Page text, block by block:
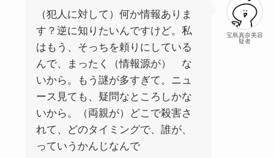
宝島真奈美容
疑者
（犯人に対して）何か情報ありま
す？逆に知りたいんですけど。私
はもう、そっちを頼りにしている
んで、まったく（情報源が） な
いから。もう謎が多すぎて。ニュ
ース見ても、疑問なところしかな
いから。（両親が）どこで殺害さ
れて、どのタイミングで、誰が、
っていうかんじなんで